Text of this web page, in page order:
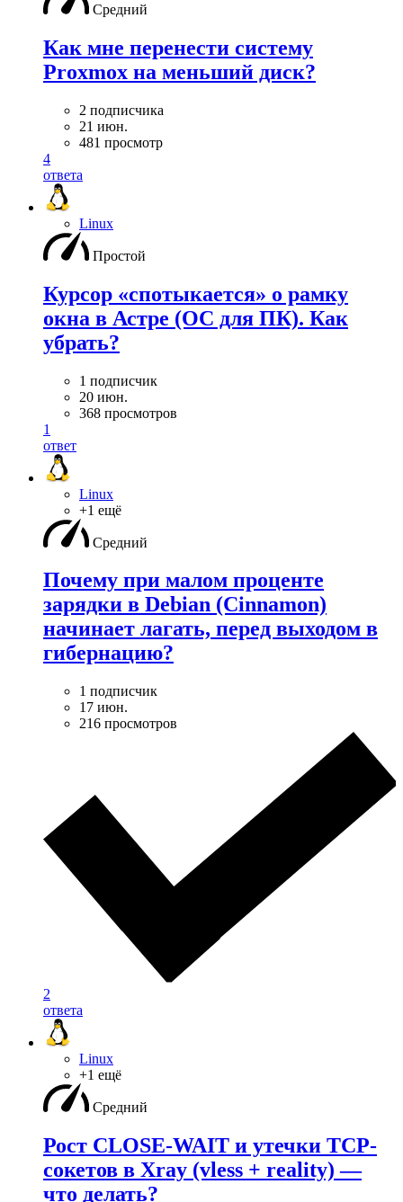
Средний
Как мне перенести систему
Proxmox на меньший диск?
2 подписчика
21 июн.
481 просмотр
4
ответа
Linux
Простой
Курсор «спотыкается» о рамку
окна в Астре (ОС для ПК). Как
убрать?
1 подписчик
20 июн.
368 просмотров
1
ответ
Linux
+1 ещё
Средний
Почему при малом проценте
зарядки в Debian (Cinnamon)
начинает лагать, перед выходом в
гибернацию?
1 подписчик
17 июн.
216 просмотров
2
ответа
Linux
+1 ещё
Средний
Рост CLOSE-WAIT и утечки TCP-
сокетов в Xray (vless + reality) —
что делать?